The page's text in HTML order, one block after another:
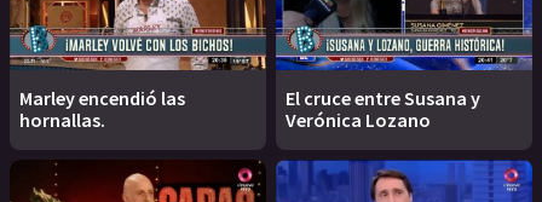
Marley encendió las
hornallas.
El cruce entre Susana y
Verónica Lozano